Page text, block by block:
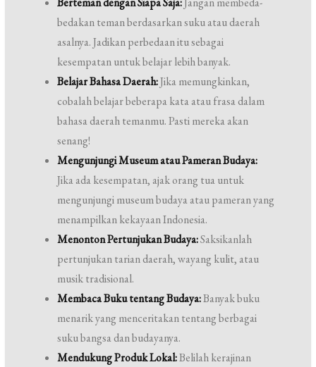
bedakan teman berdasarkan suku atau daerah
asalnya. Jadikan perbedaan itu sebagai
kesempatan untuk belajar lebih banyak.
Belajar Bahasa Daerah:Jika memungkinkan,
cobalah belajar beberapa kata atau frasa dalam
bahasa daerah temanmu. Pasti mereka akan
senang!
Mengunjungi Museum atau Pameran Budaya:
Jika ada kesempatan, ajak orang tua untuk
mengunjungi museum budaya atau pameran yang
menampilkan kekayaan Indonesia.
Menonton Pertunjukan Budaya:Saksikanlah
pertunjukan tarian daerah, wayang kulit, atau
musik tradisional.
Membaca Buku tentang Budaya:Banyak buku
menarik yang menceritakan tentang berbagai
suku bangsa dan budayanya.
Mendukung Produk Lokal:Belilah kerajinan